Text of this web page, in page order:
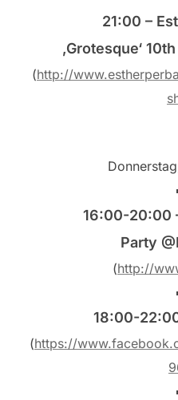
21:00 –
‚Grotesque‘
(http://
16:00-20:00
Party
(http://
18:00-
(https://